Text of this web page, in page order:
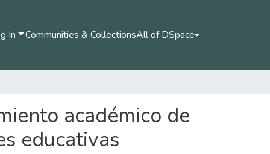
In Communities & CollectionsAll of DSpace
académico de
educativas